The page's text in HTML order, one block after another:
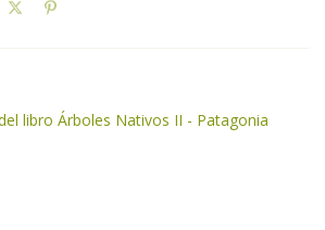
libro Árboles Nativos II - Patagonia